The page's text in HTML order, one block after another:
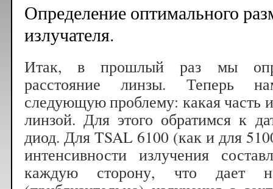
Определение оптимального
излучателя.
Итак, в прошлый раз мы
расстояние линзы. Теперь
следующую проблему: какая часть
линзой. Для этого обратимся к
диод. Для TSAL 6100 (как и для
интенсивности излучения
каждую сторону, что дает